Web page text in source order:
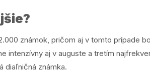
známok, pričom aj v tomto prípade
aj v auguste a tretím
diaľničná známka.